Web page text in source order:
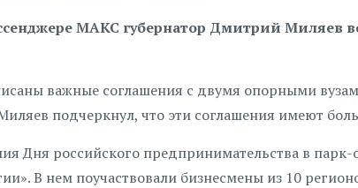
МАКС губернатор Дмитрий
важные соглашения с двумя опорными
подчеркнул, что эти соглашения имеют
Дня российского предпринимательства в
В нем поучаствовали бизнесмены из 10